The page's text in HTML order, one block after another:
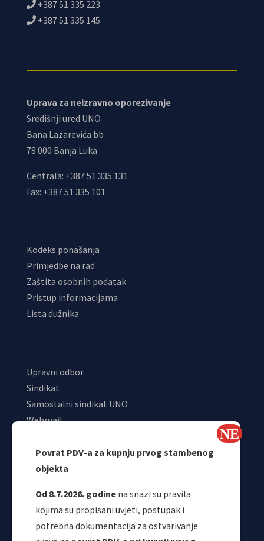
Povrat PDV-a za kupnju prvog stambenog
objekta
Od 8.7.2026. godine na snazi su pravila
kojima su propisani uvjeti, postupak i
potrebna dokumentacija za ostvarivanje
+387 51 335 223
+387 51 335 145
Uprava za neizravno oporezivanje
Središnji ured UNO
Bana Lazarevića bb
78 000 Banja Luka
Centrala: +387 51 335 131
Fax: +387 51 335 101
Kodeks ponašanja
Primjedbe na rad
Zaštita osobnih podatak
Pristup informacijama
Lista dužnika
Upravni odbor
Sindikat
Samostalni sindikat UNO
Webmail